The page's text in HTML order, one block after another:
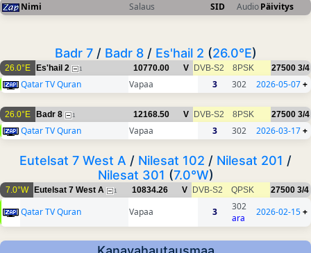
Nimi Salaus SID AudioPäivitys
Badr 7/ Badr 8/ Es'hail 2 (26.0°E)
26.0°E Es'hail 2 1 10770.00 V DVB-S2 8PSK 27500 3/4
Qatar TV Quran Vapaa 3 302 2026-05-07+
26.0°E Badr 8 1 12168.50 V DVB-S2 8PSK 27500 3/4
Qatar TV Quran Vapaa 3 302 2026-03-17+
Eutelsat 7 West A / Nilesat 102 / Nilesat 201 /
Nilesat 301 (7.0°W)
7.0°W Eutelsat 7 West A 1 10834.26 V DVB-S2 QPSK 27500 3/4
Qatar TV Quran Vapaa 3
302
ara
2026-02-15+